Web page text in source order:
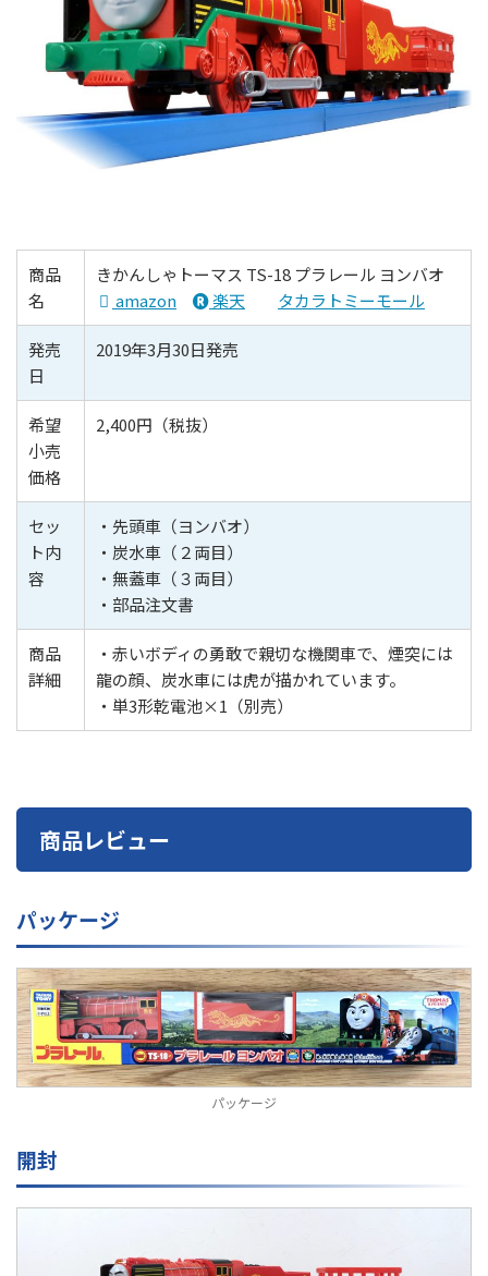
商品
名
きかんしゃトーマス TS-18 プラレール ヨンバオ
amazon
楽天 タカラトミーモール
発売
日
2019年3月30日発売
希望
小売
価格
2,400円（税抜）
セッ
ト内
容
・先頭車（ヨンバオ）
・炭水車（２両目）
・無蓋車（３両目）
・部品注文書
商品
詳細
・赤いボディの勇敢で親切な機関車で、煙突には
龍の顔、炭水車には虎が描かれています。
・単3形乾電池×1（別売）
商品レビュー
パッケージ
パッケージ
開封